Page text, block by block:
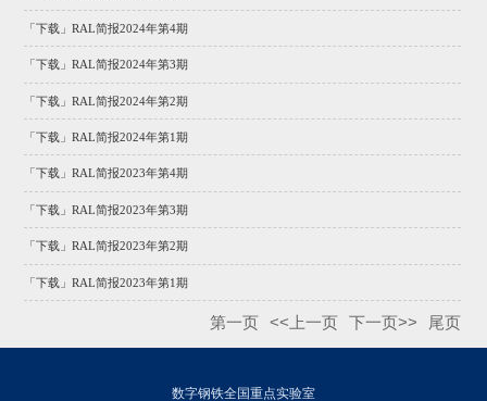
「下载」RAL简报2024年第4期
「下载」RAL简报2024年第3期
「下载」RAL简报2024年第2期
「下载」RAL简报2024年第1期
「下载」RAL简报2023年第4期
「下载」RAL简报2023年第3期
「下载」RAL简报2023年第2期
「下载」RAL简报2023年第1期
第一页 <<上一页 下一页>> 尾页
数字钢铁全国重点实验室